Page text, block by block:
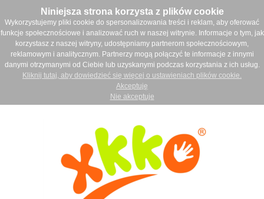
Niniejsza strona korzysta z plików cookie
Wykorzystujemy pliki cookie do spersonalizowania treści i reklam, aby oferować
funkcje społecznościowe i analizować ruch w naszej witrynie. Informacje o tym, jak
korzystasz z naszej witryny, udostępniamy partnerom społecznościowym,
reklamowym i analitycznym. Partnerzy mogą połączyć te informacje z innymi
danymi otrzymanymi od Ciebie lub uzyskanymi podczas korzystania z ich usług.
Kliknij tutaj, aby dowiedzieć się więcej o ustawieniach plików cookie.
Akceptuję
Nie akceptuje